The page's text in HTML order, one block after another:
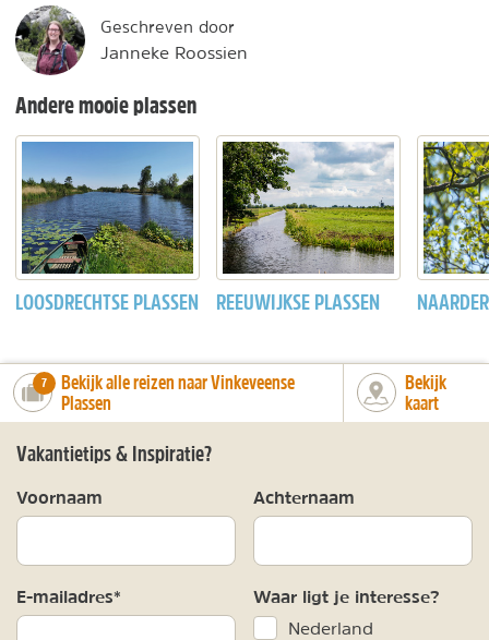
Geschreven door
Janneke Roossien
Andere mooie plassen
LOOSDRECHTSE PLASSEN REEUWIJKSE PLASSEN
number_of_trips:
7
Bekijk alle reizen naar Vinkeveense
Plassen
Bekijk
kaart
Vakantietips & Inspiratie?
Voornaam Achternaam
E-mailadres* Waar ligt je interesse?
Nederland